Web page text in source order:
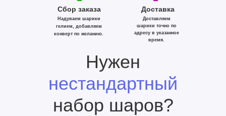
Сбор заказа
Надуваем шарики
гелием, добавляем
конверт по желанию.
Доставка
Доставляем
шарики точно по
адресу в указанное
время.
Нужен
нестандартный
набор шаров?